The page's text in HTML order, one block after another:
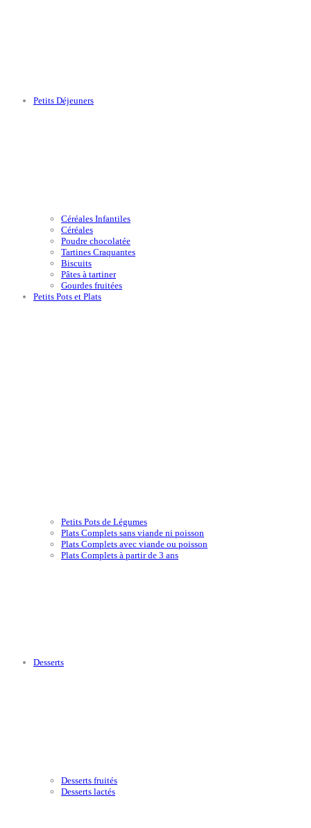
Petits Déjeuners
Céréales Infantiles
Céréales
Poudre chocolatée
Tartines Craquantes
Biscuits
Pâtes à tartiner
Gourdes fruitées
Petits Pots et Plats
Petits Pots de Légumes
Plats Complets sans viande ni poisson
Plats Complets avec viande ou poisson
Plats Complets à partir de 3 ans
Desserts
Desserts fruités
Desserts lactés